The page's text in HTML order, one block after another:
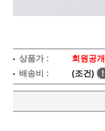
상품가 : 회원공개
배송비 :
(조건) !